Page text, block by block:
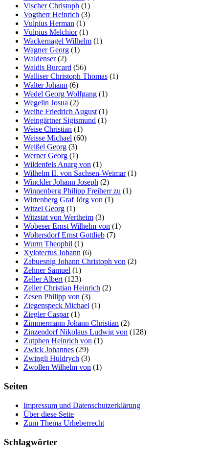
Vischer Christoph (1)
Vogtherr Heinrich (3)
Vulpius Herman (1)
Vulpius Melchior(1)
Wackernagel Wilhelm (1)
Wagner Georg (1)
Waldenser(2)
Waldis Burcard (56)
Walliser Christoph Thomas (1)
Walter Johann (6)
Wedel Georg Wolfgang (1)
Wegelin Josua (2)
Weihe Friedrich August(1)
Weingärtner Sigismund (1)
Weise Christian (1)
Weisse Michael (60)
Weißel Georg (3)
Werner Georg (1)
Wildenfels Anarg von (1)
Wilhelm II. von Sachsen-Weimar(1)
Winckler Johann Joseph (2)
Winnenberg Philipp Freiherr zu (1)
Wirtenberg Graf Jörg von (1)
Witzel Georg (1)
Witzstat von Wertheim (3)
Wobeser Ernst Wilhelm von (1)
Woltersdorf Ernst Gottlieb (7)
Wurm Theophil (1)
Xylotectus Johann (6)
Zabuesnig Johann Christoph von (2)
Zehner Samuel (1)
Zeller Albert(123)
Zeller Christian Heinrich (2)
Zesen Philipp von (3)
Ziegenspeck Michael (1)
Ziegler Caspar(1)
Zimmermann Johann Christian (2)
Zinzendorf Nikolaus Ludwig von (128)
Zutphen Heinrich von (1)
Zwick Johannes (29)
Zwingli Huldrych (3)
Zwollen Wilhelm von (1)
Seiten
Impressum und Datenschutzerklärung
Über diese Seite
Zum Thema Urheberrecht
Schlagwörter